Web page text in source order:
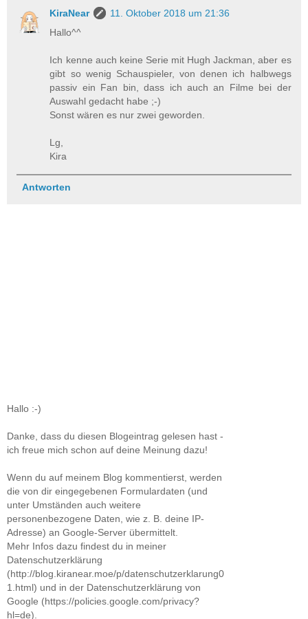
KiraNear
11. Oktober 2018 um 21:36
Hallo^^
Ich kenne auch keine Serie mit Hugh Jackman, aber es
gibt so wenig Schauspieler, von denen ich halbwegs
passiv ein Fan bin, dass ich auch an Filme bei der
Auswahl gedacht habe ;-)
Sonst wären es nur zwei geworden.
Lg,
Kira
Antworten
Hallo :-)
Danke, dass du diesen Blogeintrag gelesen hast -
ich freue mich schon auf deine Meinung dazu!
Wenn du auf meinem Blog kommentierst, werden
die von dir eingegebenen Formulardaten (und
unter Umständen auch weitere
personenbezogene Daten, wie z. B. deine IP-
Adresse) an Google-Server übermittelt.
Mehr Infos dazu findest du in meiner
Datenschutzerklärung
(http://blog.kiranear.moe/p/datenschutzerklarung0
1.html) und in der Datenschutzerklärung von
Google (https://policies.google.com/privacy?
hl=de).